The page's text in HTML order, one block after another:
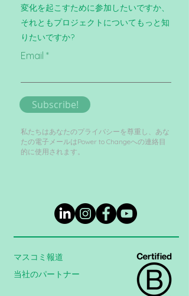
変化を起こすために参加したいですか、
それともプロジェクトについてもっと知
りたいですか?
Email
Subscribe!
私たちはあなたのプライバシーを尊重し、あな
たの電子メールはPower to Changeへの連絡目
的に使用されます。
マスコミ報道
当社のパートナー